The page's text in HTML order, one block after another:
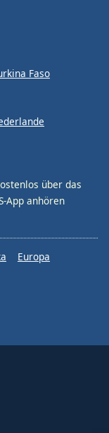
Faso
über das
App anhören
Europa